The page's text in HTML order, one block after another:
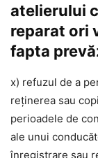
atelierului
reparat ori
fapta
x) refuzul de a
reținerea sau
perioadele de
ale unui
înregistrare sau